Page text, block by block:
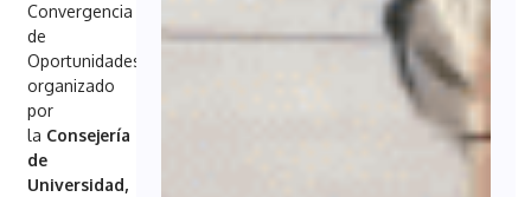
Convergencia
de
Oportunidades’
organizado
por
la Consejería
de
Universidad,